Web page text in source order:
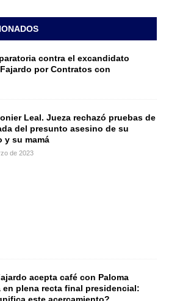
contra el excandidato
por Contratos con
Leal. Jueza rechazó pruebas de
del presunto asesino de su
y su mamá
de 2023
acepta café con Paloma
en plena recta final presidencial: